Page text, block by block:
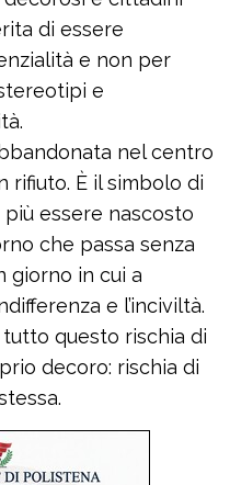
di essere
e non per
e
nel centro
rifiuto. È il simbolo di
essere nascosto
che passa senza
giorno in cui a
e l’inciviltà.
questo rischia di
decoro: rischia di